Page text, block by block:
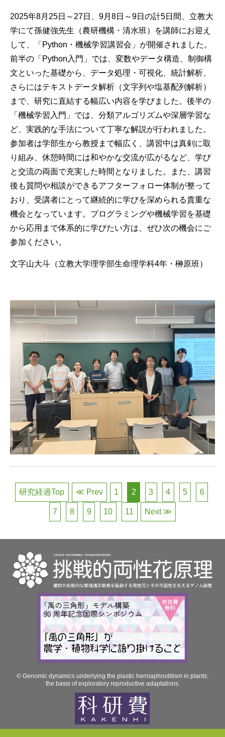
2025年8月25日～27日、9月8日～9日の計5日間、立教大
学にて孫健強先生（農研機構・清水班）を講師にお迎え
して、「Python・機械学習講習会」が開催されました。
前半の「Python入門」では、変数やデータ構造、制御構
文といった基礎から、データ処理・可視化、統計解析、
さらにはテキストデータ解析（文字列や塩基配列解析）
まで、研究に直結する幅広い内容を学びました。後半の
「機械学習入門」では、分類アルゴリズムや深層学習な
ど、実践的な手法について丁寧な解説が行われました。
参加者は学部生から教授まで幅広く、講習中は真剣に取
り組み、休憩時間には和やかな交流が広がるなど、学び
と交流の両面で充実した時間となりました。また、講習
後も質問や相談ができるアフターフォロー体制が整って
おり、受講者にとって継続的に学びを深められる貴重な
機会となっています。プログラミングや機械学習を基礎
から応用まで体系的に学びたい方は、ぜひ次の機会にご
参加ください。
文字山大斗（立教大学理学部生命理学科4年・榊原班）
研究経過Top ≪ Prev 1 2 3 4 5 6
7 8 9 10 11 Next ≫
© Genomic dynamics underlying the plastic hermaphroditism in plants:
the basis of exploratory reproductive adaptations.